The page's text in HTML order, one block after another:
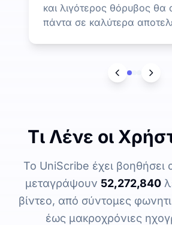
και λιγότερος θόρυβος θα
πάντα σε καλύτερα
Τι Λένε οι
Το UniScribe έχει
μεταγράψουν 52,272,840
βίντεο, από σύντομες
έως μακροχρόνιες